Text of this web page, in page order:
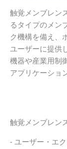
触覚メンブレン
るタイプのメン
ク機構を備え、
ユーザーに提供
機器や産業用制
アプリケーショ
触覚メンブレン
- ユーザー・エ